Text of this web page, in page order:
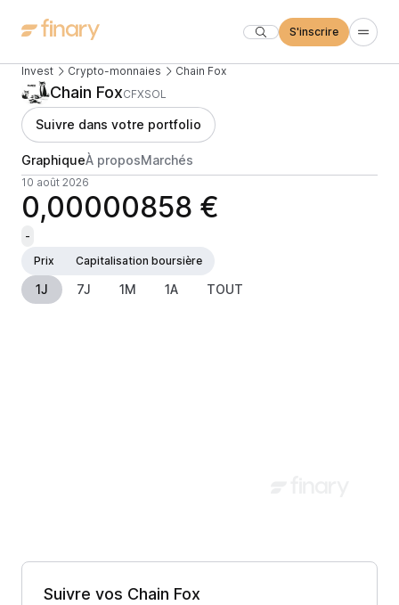
S'inscrire
Invest Crypto-monnaies Chain Fox
Chain FoxCFXSOL
Suivre dans votre portfolio
GraphiqueÀ proposMarchés
10 août 2026
0,00000858 €
-
Prix
Capitalisation boursière
1J 7J 1M 1A TOUT
Suivre vos Chain Fox